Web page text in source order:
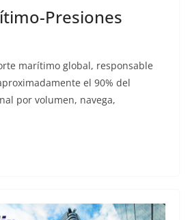
Presiones
marítimo global, responsable
el 90% del
por volumen, navega,